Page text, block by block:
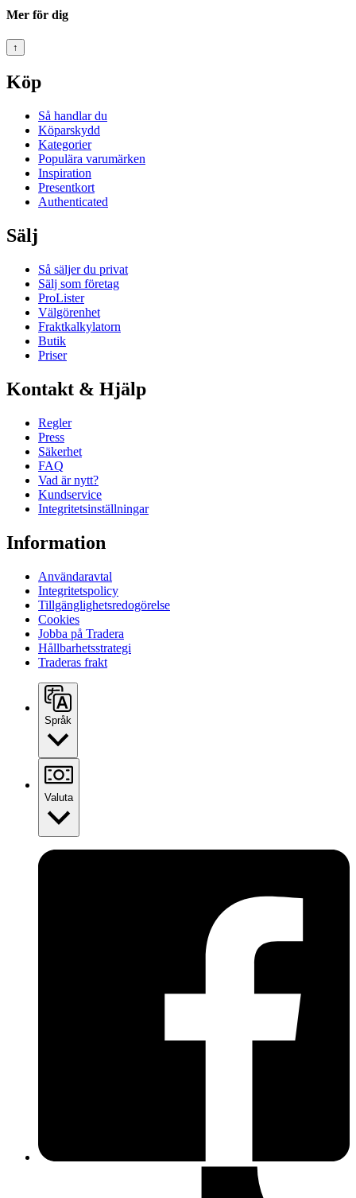
Mer för dig
↑
Köp
Så handlar du
Köparskydd
Kategorier
Populära varumärken
Inspiration
Presentkort
Authenticated
Sälj
Så säljer du privat
Sälj som företag
ProLister
Välgörenhet
Fraktkalkylatorn
Butik
Priser
Kontakt & Hjälp
Regler
Press
Säkerhet
FAQ
Vad är nytt?
Kundservice
Integritetsinställningar
Information
Användaravtal
Integritetspolicy
Tillgänglighetsredogörelse
Cookies
Jobba på Tradera
Hållbarhetsstrategi
Traderas frakt
Språk
Valuta